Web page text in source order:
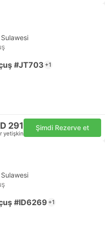
#JT703 +1
291
yetişkin
Şimdi Rezerve et
#ID6269 +1